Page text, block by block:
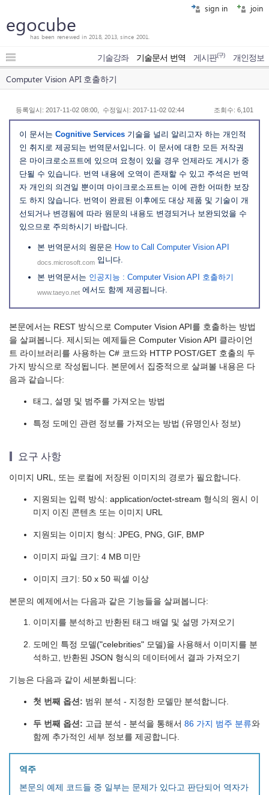
sign in join
egocube
has been renewed in 2018, 2013, since 2001.
기술강좌 기술문서 번역 게시판(구) 개인정보
Computer Vision API 호출하기
등록일시: 2017-11-02 08:00, 수정일시: 2017-11-02 02:44 조회수: 6,101
이 문서는 Cognitive Services 기술을 널리 알리고자 하는 개인적
인 취지로 제공되는 번역문서입니다. 이 문서에 대한 모든 저작권
은 마이크로소프트에 있으며 요청이 있을 경우 언제라도 게시가 중
단될 수 있습니다. 번역 내용에 오역이 존재할 수 있고 주석은 번역
자 개인의 의견일 뿐이며 마이크로소프트는 이에 관한 어떠한 보장
도 하지 않습니다. 번역이 완료된 이후에도 대상 제품 및 기술이 개
선되거나 변경됨에 따라 원문의 내용도 변경되거나 보완되었을 수
있으므로 주의하시기 바랍니다.
본 번역문서의 원문은 How to Call Computer Vision API
docs.microsoft.com 입니다.
본 번역문서는 인공지능 : Computer Vision API 호출하기
www.taeyo.net 에서도 함께 제공됩니다.
본문에서는 REST 방식으로 Computer Vision API를 호출하는 방법
을 살펴봅니다. 제시되는 예제들은 Computer Vision API 클라이언
트 라이브러리를 사용하는 C# 코드와 HTTP POST/GET 호출의 두
가지 방식으로 작성됩니다. 본문에서 집중적으로 살펴볼 내용은 다
음과 같습니다:
태그, 설명 및 범주를 가져오는 방법
특정 도메인 관련 정보를 가져오는 방법 (유명인사 정보)
요구 사항
이미지 URL, 또는 로컬에 저장된 이미지의 경로가 필요합니다.
지원되는 입력 방식: application/octet-stream 형식의 원시 이
미지 이진 콘텐츠 또는 이미지 URL
지원되는 이미지 형식: JPEG, PNG, GIF, BMP
이미지 파일 크기: 4 MB 미만
이미지 크기: 50 x 50 픽셀 이상
본문의 예제에서는 다음과 같은 기능들을 살펴봅니다:
이미지를 분석하고 반환된 태그 배열 및 설명 가져오기
도메인 특정 모델("celebrities" 모델)을 사용해서 이미지를 분
석하고, 반환된 JSON 형식의 데이터에서 결과 가져오기
기능은 다음과 같이 세분화됩니다:
첫 번째 옵션: 범위 분석 - 지정한 모델만 분석합니다.
두 번째 옵션: 고급 분석 - 분석을 통해서 86 가지 범주 분류와
함께 추가적인 세부 정보를 제공합니다.
역주
본문의 예제 코드들 중 일부는 문제가 있다고 판단되어 역자가